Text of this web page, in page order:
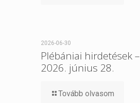
2026-06-30
Plébániai hirdetések –
2026. június 28.
Tovább olvasom